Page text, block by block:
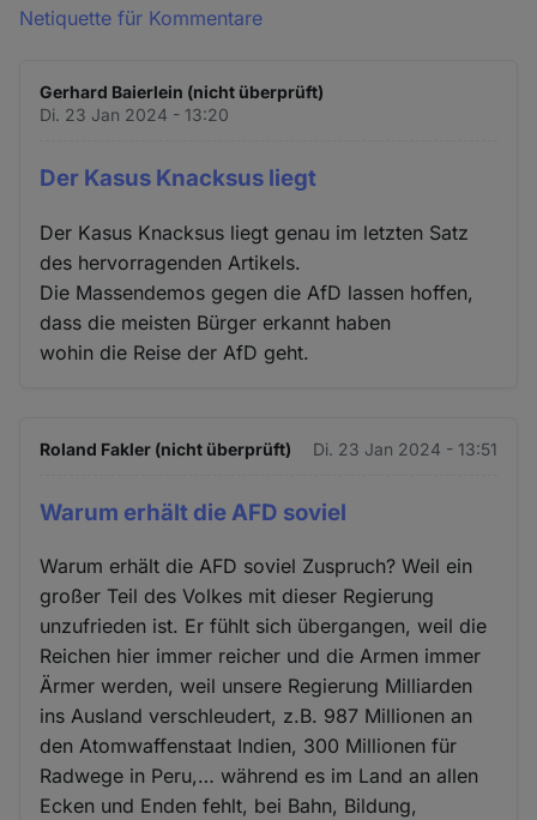
Netiquette für Kommentare
Gerhard Baierlein (nicht überprüft)
Di. 23 Jan 2024 - 13:20
Der Kasus Knacksus liegt
Der Kasus Knacksus liegt genau im letzten Satz
des hervorragenden Artikels.
Die Massendemos gegen die AfD lassen hoffen,
dass die meisten Bürger erkannt haben
wohin die Reise der AfD geht.
Roland Fakler (nicht überprüft) Di. 23 Jan 2024 - 13:51
Warum erhält die AFD soviel
Warum erhält die AFD soviel Zuspruch? Weil ein
großer Teil des Volkes mit dieser Regierung
unzufrieden ist. Er fühlt sich übergangen, weil die
Reichen hier immer reicher und die Armen immer
Ärmer werden, weil unsere Regierung Milliarden
ins Ausland verschleudert, z.B. 987 Millionen an
den Atomwaffenstaat Indien, 300 Millionen für
Radwege in Peru,… während es im Land an allen
Ecken und Enden fehlt, bei Bahn, Bildung,